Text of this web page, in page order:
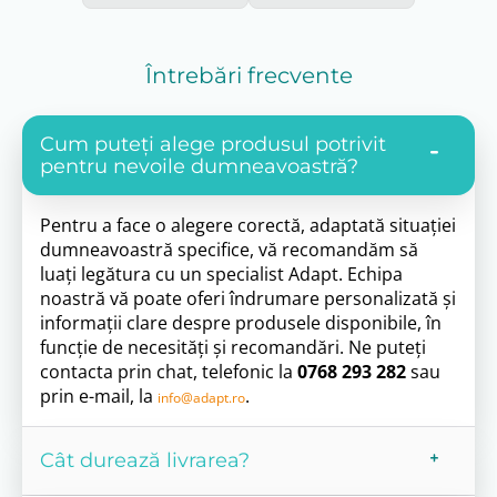
Întrebări frecvente
Cum puteți alege produsul potrivit
pentru nevoile dumneavoastră?
Pentru a face o alegere corectă, adaptată situației
dumneavoastră specifice, vă recomandăm să
luați legătura cu un specialist Adapt. Echipa
noastră vă poate oferi îndrumare personalizată și
informații clare despre produsele disponibile, în
funcție de necesități și recomandări. Ne puteți
contacta prin chat, telefonic la 0768 293 282sau
prin e-mail, la info@adapt.ro.
Cât durează livrarea?